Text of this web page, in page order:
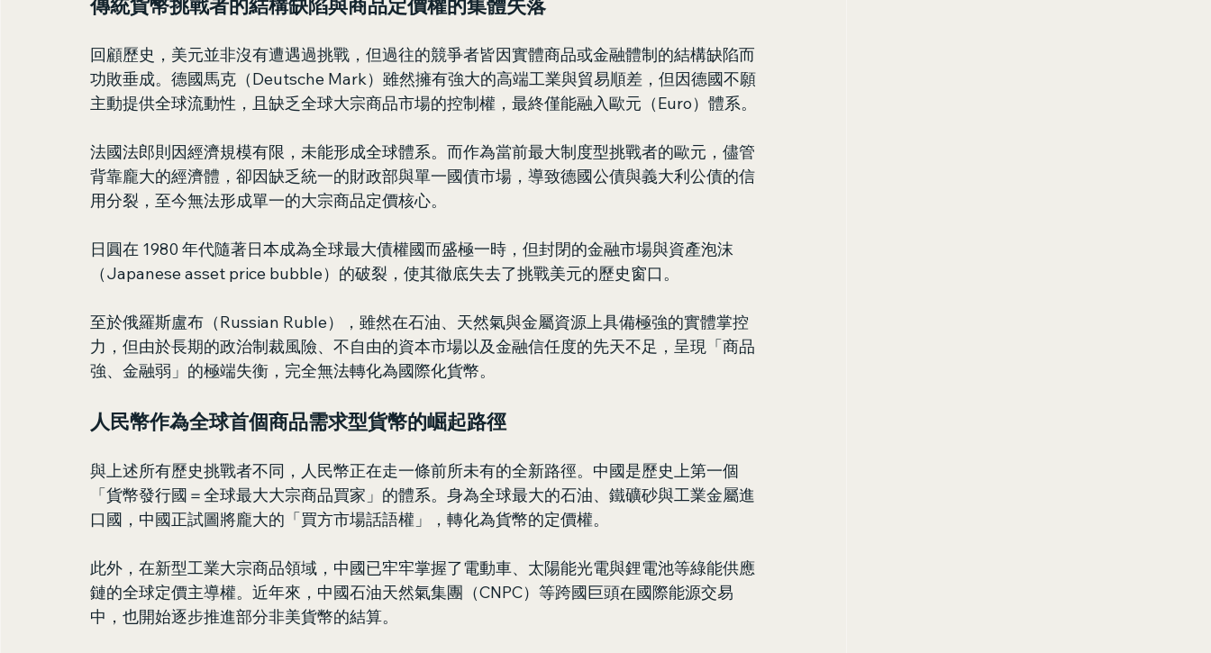
回顧歷史，美元並非沒有遭遇過挑戰，但過往的競爭者皆因實體商品或金融體制的結構缺陷而
功敗垂成。德國馬克（Deutsche Mark）雖然擁有強大的高端工業與貿易順差，但因德國不願
主動提供全球流動性，且缺乏全球大宗商品市場的控制權，最終僅能融入歐元（Euro）體系。
法國法郎則因經濟規模有限，未能形成全球體系。而作為當前最大制度型挑戰者的歐元，儘管
背靠龐大的經濟體，卻因缺乏統一的財政部與單一國債市場，導致德國公債與義大利公債的信
用分裂，至今無法形成單一的大宗商品定價核心。
日圓在 1980 年代隨著日本成為全球最大債權國而盛極一時，但封閉的金融市場與資產泡沫
（Japanese asset price bubble）的破裂，使其徹底失去了挑戰美元的歷史窗口。
至於俄羅斯盧布（Russian Ruble），雖然在石油、天然氣與金屬資源上具備極強的實體掌控
力，但由於長期的政治制裁風險、不自由的資本市場以及金融信任度的先天不足，呈現「商品
強、金融弱」的極端失衡，完全無法轉化為國際化貨幣。
人民幣作為全球首個商品需求型貨幣的崛起路徑
與上述所有歷史挑戰者不同，人民幣正在走一條前所未有的全新路徑。中國是歷史上第一個
「貨幣發行國＝全球最大大宗商品買家」的體系。身為全球最大的石油、鐵礦砂與工業金屬進
口國，中國正試圖將龐大的「買方市場話語權」，轉化為貨幣的定價權。
此外，在新型工業大宗商品領域，中國已牢牢掌握了電動車、太陽能光電與鋰電池等綠能供應
鏈的全球定價主導權。近年來，中國石油天然氣集團（CNPC）等跨國巨頭在國際能源交易
中，也開始逐步推進部分非美貨幣的結算。